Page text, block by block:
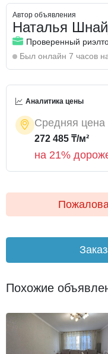
вместительная
Квартира продается
техникой- отличный
освещение.
Отличное
остановки,
остановки, парк 40
За дополнительной
Автор объявления
Наталья
Проверенный
Был онлайн 7 часов
Аналитика цены
Средняя цена
272 485 ₸/м²
на 21%
Похожие